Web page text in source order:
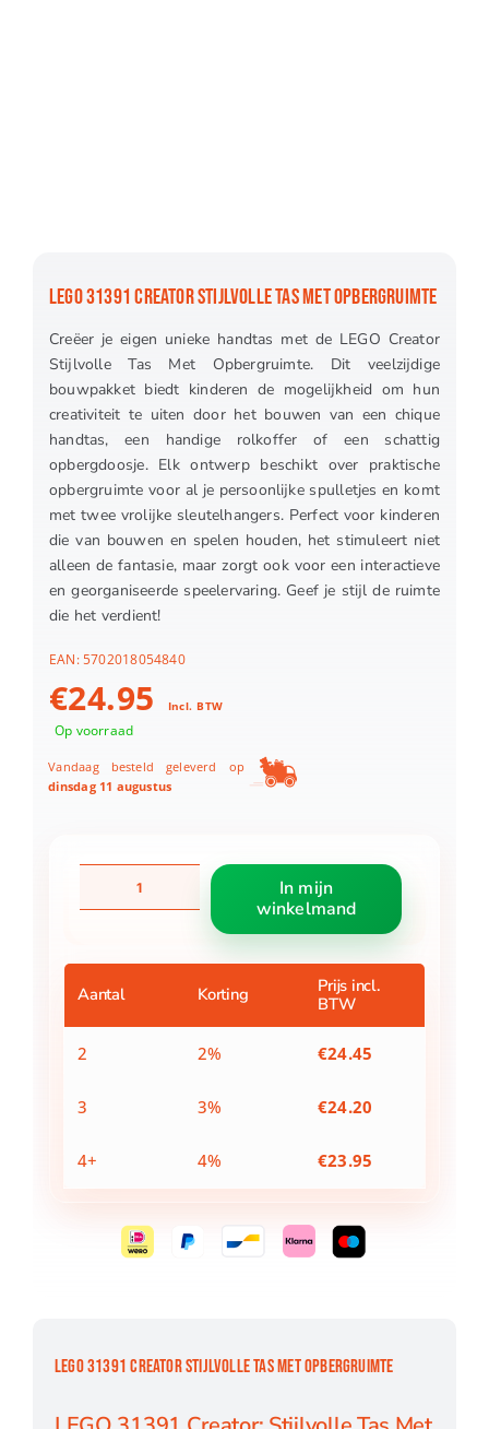
LEGO 31391 CREATOR STIJLVOLLE TAS MET OPBERGRUIMTE
Creëer je eigen unieke handtas met de LEGO Creator
Stijlvolle Tas Met Opbergruimte. Dit veelzijdige
bouwpakket biedt kinderen de mogelijkheid om hun
creativiteit te uiten door het bouwen van een chique
handtas, een handige rolkoffer of een schattig
opbergdoosje. Elk ontwerp beschikt over praktische
opbergruimte voor al je persoonlijke spulletjes en komt
met twee vrolijke sleutelhangers. Perfect voor kinderen
die van bouwen en spelen houden, het stimuleert niet
alleen de fantasie, maar zorgt ook voor een interactieve
en georganiseerde speelervaring. Geef je stijl de ruimte
die het verdient!
EAN:5702018054840
€24.95 Incl. BTW
Op voorraad
Vandaag besteld geleverd op
dinsdag 11 augustus
31391
Tas
Opbergruimte
aantal
In mijn
winkelmand
Aantal Korting
Prijs incl.
BTW
2 2% €24.45
3 3% €24.20
4+ 4% €23.95
LEGO 31391 CREATOR STIJLVOLLE TAS MET OPBERGRUIMTE